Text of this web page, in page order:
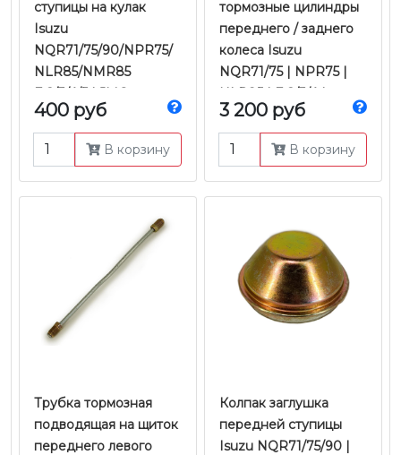
ступицы на кулак
Isuzu
NQR71/75/90/NPR75/
NLR85/NMR85
Е-2/3/4/5 | JMC
400 руб
В корзину
тормозные цилиндры
переднего / заднего
колеса Isuzu
NQR71/75 | NPR75 |
NLR85 | Е-2/3/4 |
Оригинал
3 200 руб
В корзину
Трубка тормозная
подводящая на щиток
переднего левого
Колпак заглушка
передней ступицы
Isuzu NQR71/75/90 |